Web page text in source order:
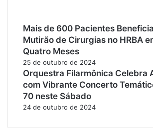
Mais de 600 Pacientes
Mutirão de Cirurgias no HRBA
Quatro Meses
25 de outubro de 2024
Orquestra Filarmônica Celebra
com Vibrante Concerto
70 neste Sábado
24 de outubro de 2024